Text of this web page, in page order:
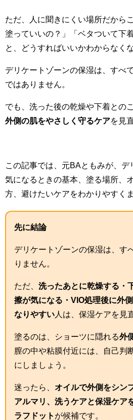
ただ、人に聞きにくい場所だから
塗っていいの？」「ベタついて下
と、どうすればいいかわからなく
デリケートゾーンの保湿は、すべ
ではありません。
でも、洗った後の乾燥や下着との
外側の肌をやさしく守るケアを見
この記事では、元BAともみが、
気になるときの基本、塗る場所、
方、避けたいケアをわかりやすく
先に結論
デリケートゾーンの保湿は、す
りません。
ただ、 洗ったあとに乾燥する・
擦が気になる・VIO処理後に外
なりやすい 人は、保湿ケアを見
塗るのは、ショーツに隠れる外
膣の中や粘膜付近には、自己判
にしましょう。
迷ったら、 オイルで外側をシン
アルマリ、洗うケアと保湿ケア
ラフドット が候補です。